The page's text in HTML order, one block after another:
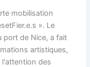
mobilisation
». Le
port de Nice, a fait
artistiques,
des